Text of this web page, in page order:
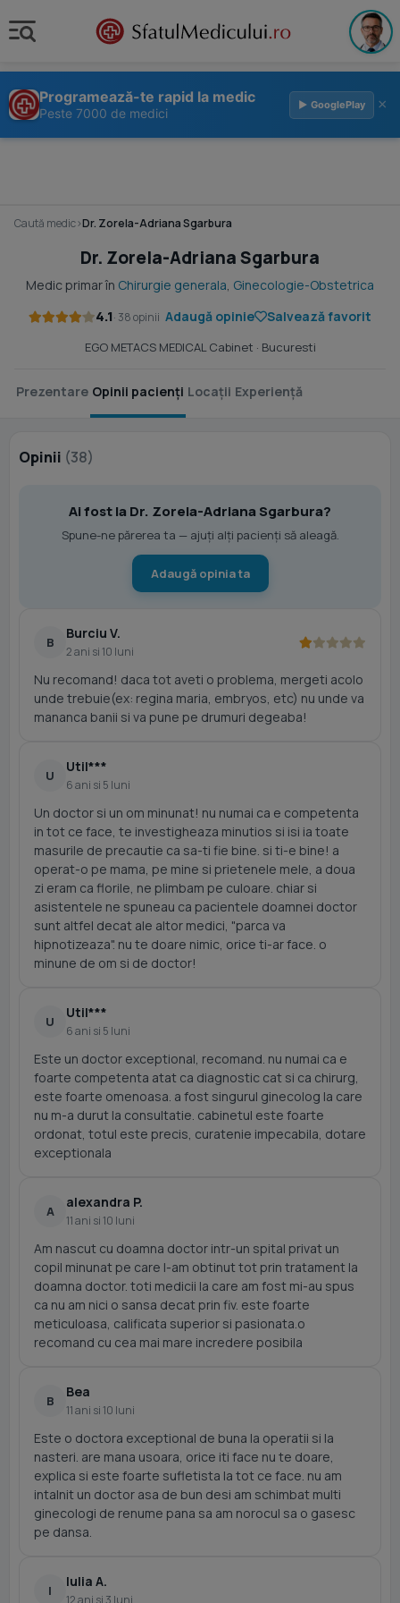
Programează-te rapid la medic
Peste 7000 de medici
▶ GooglePlay ×
Caută medic›Dr. Zorela-Adriana Sgarbura
Dr. Zorela-Adriana Sgarbura
Medic primar în Chirurgie generala, Ginecologie-Obstetrica
4.1· 38 opinii Adaugă opinie Salvează favorit
EGO METACS MEDICAL Cabinet · Bucuresti
Prezentare Opinii pacienți Locații Experiență
Opinii (38)
Ai fost la Dr. Zorela-Adriana Sgarbura?
Spune-ne părerea ta — ajuți alți pacienți să aleagă.
Adaugă opinia ta
B
Burciu V.
2 ani si 10 luni
Nu recomand! daca tot aveti o problema, mergeti acolo
unde trebuie(ex: regina maria, embryos, etc) nu unde va
mananca banii si va pune pe drumuri degeaba!
U
Util***
6 ani si 5 luni
Un doctor si un om minunat! nu numai ca e competenta
in tot ce face, te investigheaza minutios si isi ia toate
masurile de precautie ca sa-ti fie bine. si ti-e bine! a
operat-o pe mama, pe mine si prietenele mele, a doua
zi eram ca florile, ne plimbam pe culoare. chiar si
asistentele ne spuneau ca pacientele doamnei doctor
sunt altfel decat ale altor medici, "parca va
hipnotizeaza". nu te doare nimic, orice ti-ar face. o
minune de om si de doctor!
U
Util***
6 ani si 5 luni
Este un doctor exceptional, recomand. nu numai ca e
foarte competenta atat ca diagnostic cat si ca chirurg,
este foarte omenoasa. a fost singurul ginecolog la care
nu m-a durut la consultatie. cabinetul este foarte
ordonat, totul este precis, curatenie impecabila, dotare
exceptionala
A
alexandra P.
11 ani si 10 luni
Am nascut cu doamna doctor intr-un spital privat un
copil minunat pe care l-am obtinut tot prin tratament la
doamna doctor. toti medicii la care am fost mi-au spus
ca nu am nici o sansa decat prin fiv. este foarte
meticuloasa, calificata superior si pasionata.o
recomand cu cea mai mare incredere posibila
B
Bea
11 ani si 10 luni
Este o doctora exceptional de buna la operatii si la
nasteri. are mana usoara, orice iti face nu te doare,
explica si este foarte sufletista la tot ce face. nu am
intalnit un doctor asa de bun desi am schimbat multi
ginecologi de renume pana sa am norocul sa o gasesc
pe dansa.
I
Iulia A.
12 ani si 3 luni